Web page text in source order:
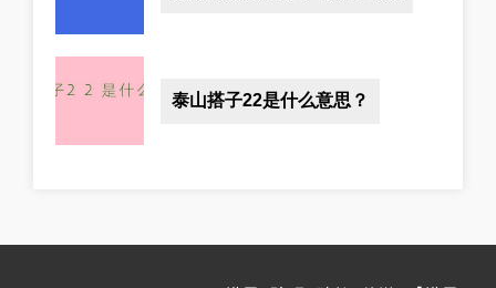
泰山搭子22是什么意思？